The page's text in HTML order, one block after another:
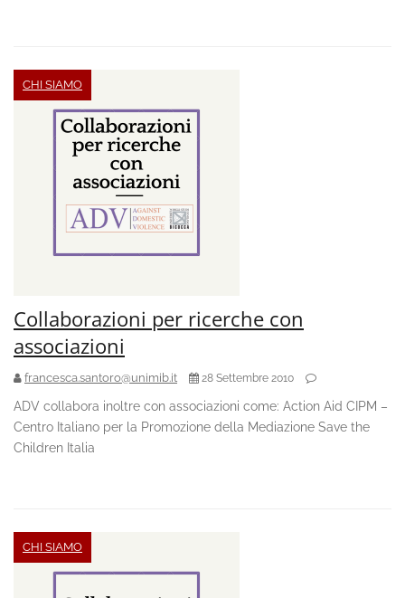
CHI SIAMO
Collaborazioni per ricerche con
associazioni
francesca.santoro@unimib.it 28 Settembre 2010
ADV collabora inoltre con associazioni come: Action Aid CIPM –
Centro Italiano per la Promozione della Mediazione Save the
Children Italia
CHI SIAMO